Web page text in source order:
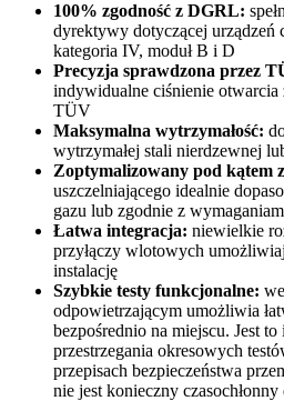
100% zgodność z DGRL:
dyrektywy dotyczącej
kategoria IV, moduł B i D
Precyzja sprawdzona przez
indywidualne ciśnienie
TÜV
Maksymalna wytrzymałość:
wytrzymałej stali nierdzewnej
Zoptymalizowany pod kątem
uszczelniającego idealnie
gazu lub zgodnie z
Łatwa integracja: niewielkie
przyłączy wlotowych
instalację
Szybkie testy funkcjonalne:
odpowietrzającym umożliwia
bezpośrednio na miejscu. Jest
przestrzegania okresowych
przepisach bezpieczeństwa
nie jest konieczny czasochłonny